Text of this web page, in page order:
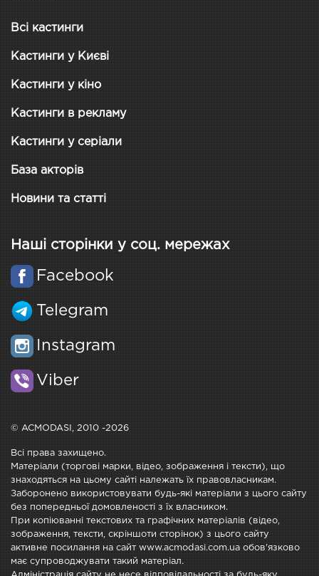
Всі кастинги
Кастинги у Києві
Кастинги у кіно
Кастинги в рекламу
Кастинги у серіали
База акторів
Новини та статті
Наші сторінки у соц. мережах
Facebook
Telegram
Instagram
Viber
© ACMODASI, 2010 -2026
Всі права захищено.
Матеріали (торгові марки, відео, зображення і тексти), що
знаходяться на цьому сайті належать їх правовласникам.
Заборонено використовувати будь-які матеріали з цього сайту
без попередньої домовленості з їх власником.
При копіюванні текстових та графічних матеріалів (відео,
зображення, тексти, скріншоти сторінок) з цього сайту
активне посилання на сайт www.acmodasi.com.ua обов'язково
має супроводжувати такий матеріал.